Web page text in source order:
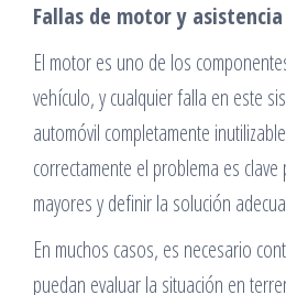
Fallas de motor y
El motor es uno de los
vehículo, y cualquier falla en este
automóvil completamente
correctamente el problema es
mayores y definir la solución
En muchos casos, es necesario
puedan evaluar la situación en